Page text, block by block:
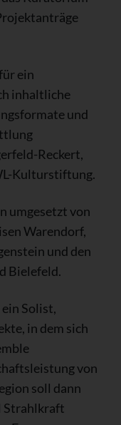
ein
inhaltliche
und
Reckert,
Kulturstiftung.
umgesetzt von
Warendorf,
und den
Bielefeld.
Solist,
in dem sich
von
soll dann
Strahlkraft